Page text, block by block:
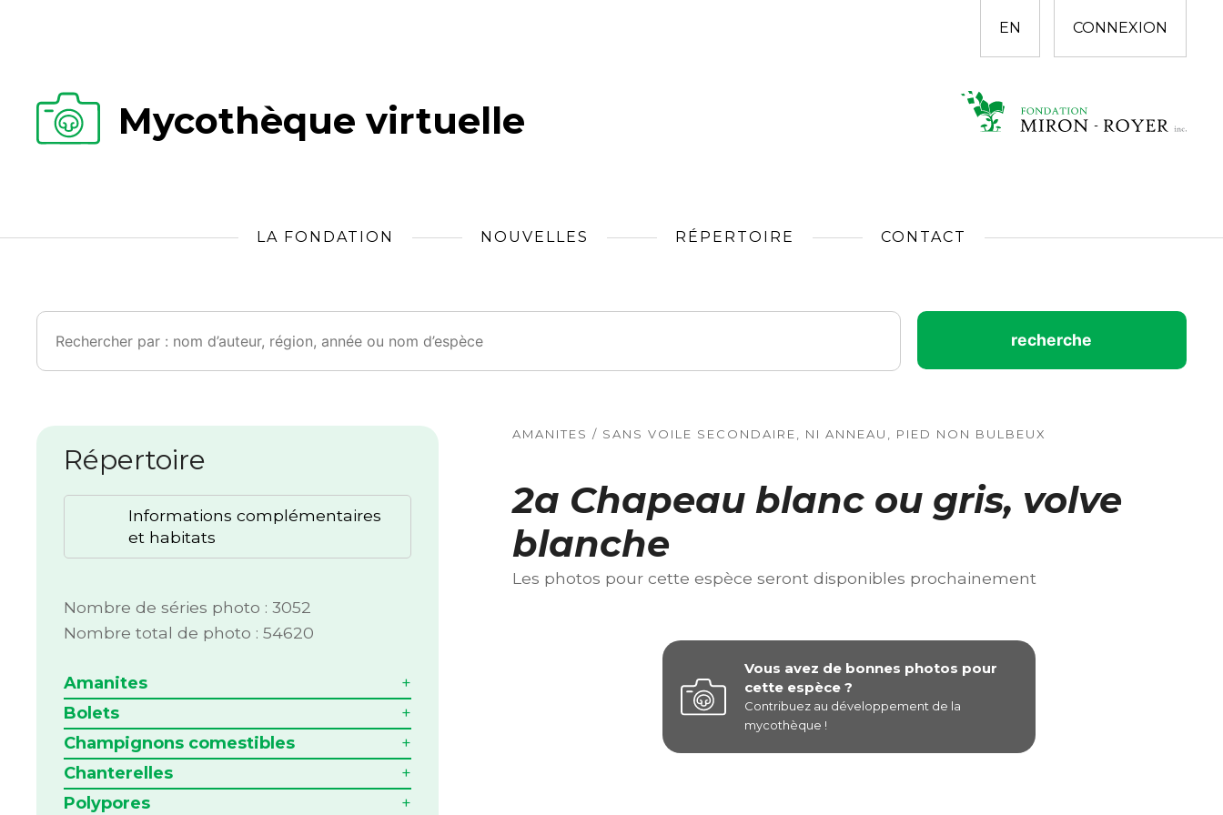
EN CONNEXION
Mycothèque virtuelle
LA FONDATION NOUVELLES RÉPERTOIRE CONTACT
Rechercher :
Répertoire
Informations complémentaires
et habitats
Nombre de séries photo : 3052
Nombre total de photo : 54620
Amanites
Bolets
Champignons comestibles
Chanterelles
Polypores
AMANITES / SANS VOILE SECONDAIRE, NI ANNEAU, PIED NON BULBEUX
2a Chapeau blanc ou gris, volve
blanche
Les photos pour cette espèce seront disponibles prochainement
Vous avez de bonnes photos pour
cette espèce ?
Contribuez au développement de la
mycothèque !